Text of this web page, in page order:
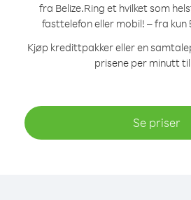
fra Belize.Ring et hvilket som
fasttelefon eller mobil! – fra kun
Kjøp kredittpakker eller en
prisene per minutt
Se priser